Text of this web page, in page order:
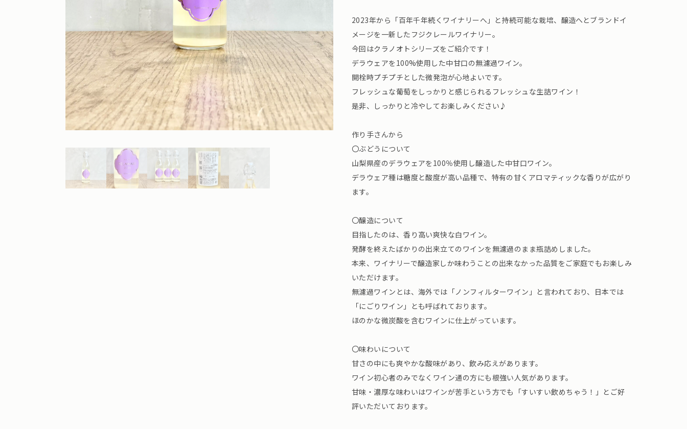
2023年から「百年千年続くワイナリーへ」と持続可能な栽培、醸造へとブランドイ
メージを一新したフジクレールワイナリー。
今回はクラノオトシリーズをご紹介です！
デラウェアを100%使用した中甘口の無濾過ワイン。
開栓時プチプチとした微発泡が心地よいです。
フレッシュな葡萄をしっかりと感じられるフレッシュな生詰ワイン！
是非、しっかりと冷やしてお楽しみください♪
作り手さんから
〇ぶどうについて
山梨県産のデラウェアを100％使用し醸造した中甘口ワイン。
デラウェア種は糖度と酸度が高い品種で、特有の甘くアロマティックな香りが広がり
ます。
〇醸造について
目指したのは、香り高い爽快な白ワイン。
発酵を終えたばかりの出来立てのワインを無濾過のまま瓶詰めしました。
本来、ワイナリーで醸造家しか味わうことの出来なかった品質をご家庭でもお楽しみ
いただけます。
無濾過ワインとは、海外では「ノンフィルターワイン」と言われており、日本では
「にごりワイン」とも呼ばれております。
ほのかな微炭酸を含むワインに仕上がっています。
〇味わいについて
甘さの中にも爽やかな酸味があり、飲み応えがあります。
ワイン初心者のみでなくワイン通の方にも根強い人気があります。
甘味・濃厚な味わいはワインが苦手という方でも「すいすい飲めちゃう！」とご好
評いただいております。